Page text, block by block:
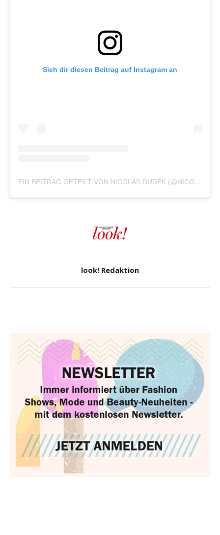
Sieh dir diesen Beitrag auf Instagram an
EIN BEITRAG GETEILT VON NICOLAS DUDEK (@NICOLAS_DUDEK)
dem Prozess des Erwachsenwerdens.
Wenn Literatur zum Laufsteg wird
Die Inspiration kommt nicht von ungefähr. Die Geschichte
des kleinen Prinzen begleitet Dudek bereits seit seiner
Verantwortung und dem bewussten Blick auf das
Wesentliche.
das über den Laufsteg spaziert.
look! Redaktion